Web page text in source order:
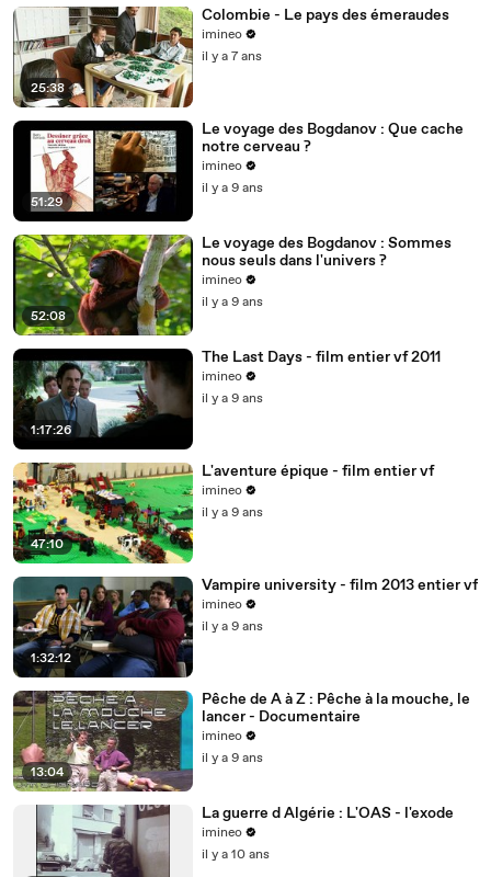
25:38
Colombie - Le pays des émeraudes
imineo
il y a 7 ans
51:29
Le voyage des Bogdanov : Que cache
notre cerveau ?
imineo
il y a 9 ans
52:08
Le voyage des Bogdanov : Sommes
nous seuls dans l'univers ?
imineo
il y a 9 ans
1:17:26
The Last Days - film entier vf 2011
imineo
il y a 9 ans
47:10
L'aventure épique - film entier vf
imineo
il y a 9 ans
1:32:12
Vampire university - film 2013 entier vf
imineo
il y a 9 ans
13:04
Pêche de A à Z : Pêche à la mouche, le
lancer - Documentaire
imineo
il y a 9 ans
La guerre d Algérie : L'OAS - l'exode
imineo
il y a 10 ans